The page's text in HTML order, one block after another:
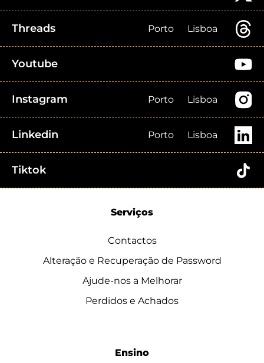
Threads Porto Lisboa
Youtube
Instagram Porto Lisboa
Linkedin Porto Lisboa
Tiktok
Serviços
Contactos
Alteração e Recuperação de Password
Ajude-nos a Melhorar
Perdidos e Achados
Ensino